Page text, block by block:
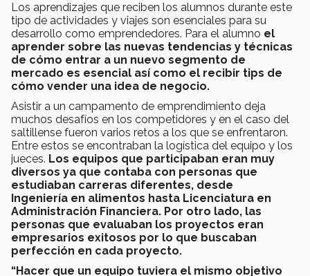
Los aprendizajes que reciben los alumnos durante este
tipo de actividades y viajes son esenciales para su
desarrollo como emprendedores. Para el alumno el
aprender sobre las nuevas tendencias y técnicas
de cómo entrar a un nuevo segmento de
mercado es esencial así como el recibir tips de
cómo vender una idea de negocio.
Asistir a un campamento de emprendimiento deja
muchos desafíos en los competidores y en el caso del
saltillense fueron varios retos a los que se enfrentaron.
Entre estos se encontraban la logística del equipo y los
jueces. Los equipos que participaban eran muy
diversos ya que contaba con personas que
estudiaban carreras diferentes, desde
Ingeniería en alimentos hasta Licenciatura en
Administración Financiera. Por otro lado, las
personas que evaluaban los proyectos eran
empresarios exitosos por lo que buscaban
perfección en cada proyecto.
“Hacer que un equipo tuviera el mismo objetivo